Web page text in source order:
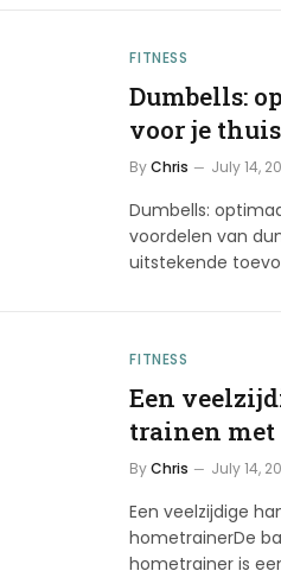
FITNESS
Dumbells:
voor je
By Chris July 14,
Dumbells:
voordelen van
uitstekende
FITNESS
Een
trainen
By Chris July 14,
Een veelzijdige
hometrainerDe
hometrainer is